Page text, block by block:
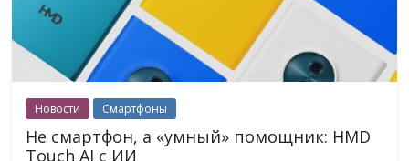
Новости Смартфоны
Не смартфон, а «умный» помощник: HMD
Touch AI с ИИ